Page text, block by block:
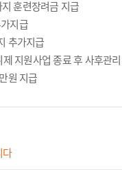
훈련장려금 지급
지급
추가지급
지원사업 종료 후 사후관
원 지급
다